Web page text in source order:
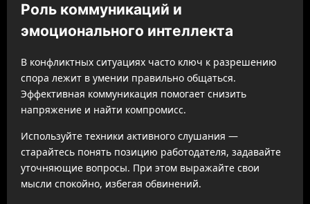
Роль коммуникаций и
эмоционального интеллекта
В конфликтных ситуациях часто ключ к разрешению
спора лежит в умении правильно общаться.
Эффективная коммуникация помогает снизить
напряжение и найти компромисс.
Используйте техники активного слушания —
старайтесь понять позицию работодателя, задавайте
уточняющие вопросы. При этом выражайте свои
мысли спокойно, избегая обвинений.